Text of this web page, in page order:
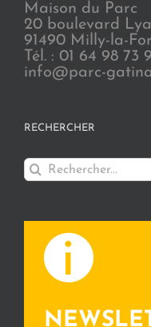
Maison du Parc
20 boulevard
91490 Milly-la-
Tél. : 01 64 98 73
info@parc-
RECHERCHER
Rechercher: